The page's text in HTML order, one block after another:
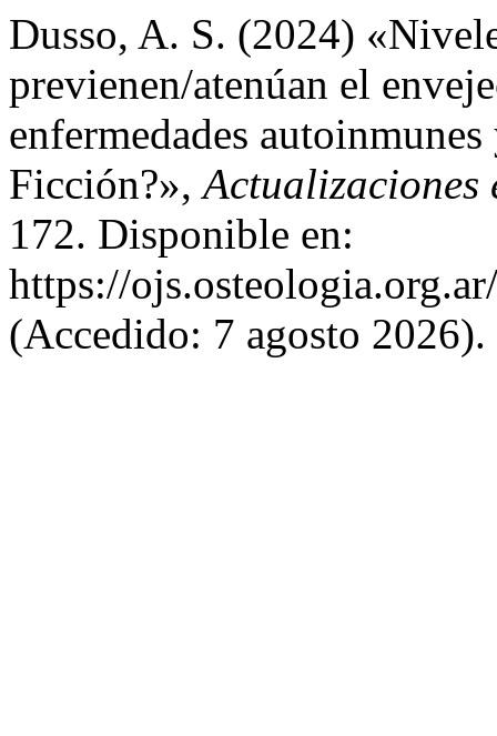
Dusso, A. S. (2024)
previenen/atenúan el
enfermedades
Ficción?»,Actualizaciones
172. Disponible en:
https://
(Accedido: 7 agosto 2026).